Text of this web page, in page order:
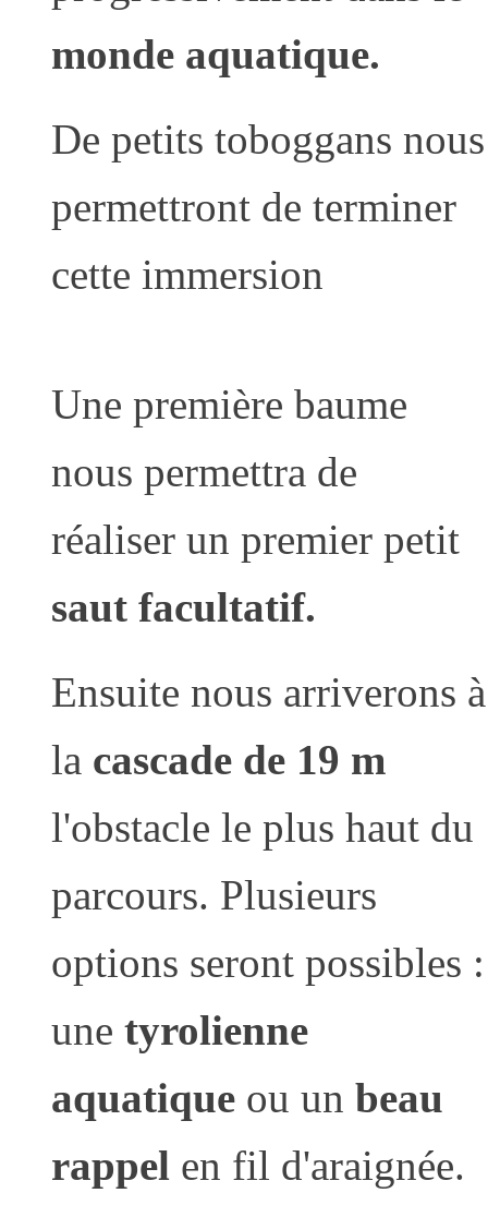
monde aquatique.
De petits toboggans nous
permettront de terminer
cette immersion
Une première baume
nous permettra de
réaliser un premier petit
saut facultatif.
Ensuite nous arriverons à
la cascade de 19 m
l'obstacle le plus haut du
parcours. Plusieurs
options seront possibles :
une tyrolienne
aquatiqueou un beau
rappel en fil d'araignée.